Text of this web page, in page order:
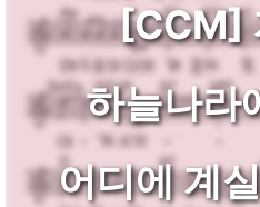
[CCM]
하늘나라
어디에 계